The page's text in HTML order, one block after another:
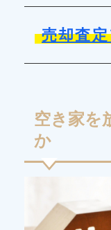
売却査
空き家を
か